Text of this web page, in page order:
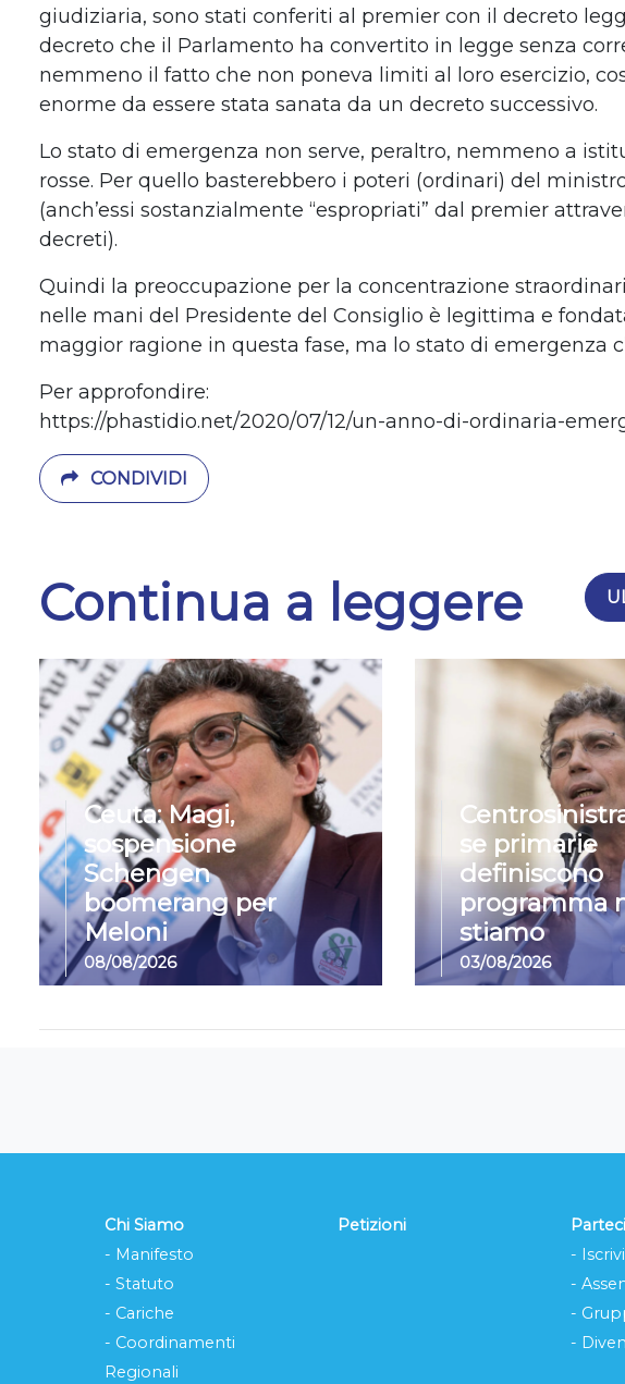
giudiziaria, sono stati conferiti al premier con il decreto
decreto che il Parlamento ha convertito in legge senza
nemmeno il fatto che non poneva limiti al loro esercizio,
enorme da essere stata sanata da un decreto successivo.
Lo stato di emergenza non serve, peraltro, nemmeno a
rosse. Per quello basterebbero i poteri (ordinari) del
(anch’essi sostanzialmente “espropriati” dal premier
decreti).
Quindi la preoccupazione per la concentrazione
nelle mani del Presidente del Consiglio è legittima e
maggior ragione in questa fase, ma lo stato di emergenza
Per approfondire:
https://phastidio.net/2020/07/12/un-anno-di-ordinaria-
CONDIVIDI
Continua a leggere
Ceuta: Magi,
sospensione
Schengen
boomerang per
Meloni
08/08/2026
se primarie
definiscono
programma
stiamo
03/08/2026
Chi Siamo
- Manifesto
- Statuto
- Cariche
- Coordinamenti
Regionali
Petizioni
-
-
-
-